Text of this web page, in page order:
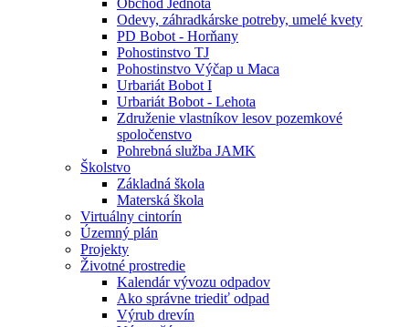
Obchod Jednota
Odevy, záhradkárske potreby, umelé kvety
PD Bobot - Horňany
Pohostinstvo TJ
Pohostinstvo Výčap u Maca
Urbariát Bobot I
Urbariát Bobot - Lehota
Združenie vlastníkov lesov pozemkové
spoločenstvo
Pohrebná služba JAMK
Školstvo
Základná škola
Materská škola
Virtuálny cintorín
Územný plán
Projekty
Životné prostredie
Kalendár vývozu odpadov
Ako správne triediť odpad
Výrub drevín